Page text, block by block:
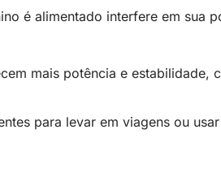
é alimentado interfere em sua
mais potência e estabilidade,
para levar em viagens ou